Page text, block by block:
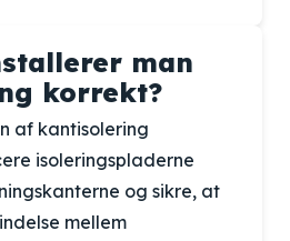
man
korrekt?
af kantisolering
isoleringspladerne
og sikre, at
mellem